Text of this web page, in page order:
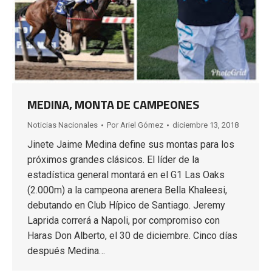
MEDINA, MONTA DE CAMPEONES
Noticias Nacionales Por Ariel Gómez diciembre 13, 2018
Jinete Jaime Medina define sus montas para los
próximos grandes clásicos. El líder de la
estadística general montará en el G1 Las Oaks
(2.000m) a la campeona arenera Bella Khaleesi,
debutando en Club Hípico de Santiago. Jeremy
Laprida correrá a Napoli, por compromiso con
Haras Don Alberto, el 30 de diciembre. Cinco días
después Medina…